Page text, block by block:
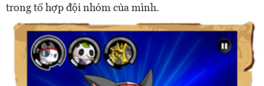
trong tổ hợp đội nhóm của mình.